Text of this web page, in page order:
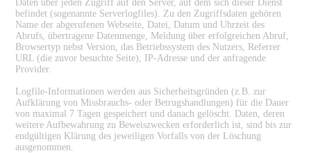
Daten über jeden Zugriff auf den Server, auf dem sich dieser Dienst
befindet (sogenannte Serverlogfiles). Zu den Zugriffsdaten gehören
Name der abgerufenen Webseite, Datei, Datum und Uhrzeit des
Abrufs, übertragene Datenmenge, Meldung über erfolgreichen Abruf,
Browsertyp nebst Version, das Betriebssystem des Nutzers, Referrer
URL (die zuvor besuchte Seite), IP-Adresse und der anfragende
Provider.
Logfile-Informationen werden aus Sicherheitsgründen (z.B. zur
Aufklärung von Missbrauchs- oder Betrugshandlungen) für die Dauer
von maximal 7 Tagen gespeichert und danach gelöscht. Daten, deren
weitere Aufbewahrung zu Beweiszwecken erforderlich ist, sind bis zur
endgültigen Klärung des jeweiligen Vorfalls von der Löschung
ausgenommen.